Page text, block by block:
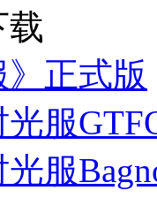
载
》正式版
光服
光服